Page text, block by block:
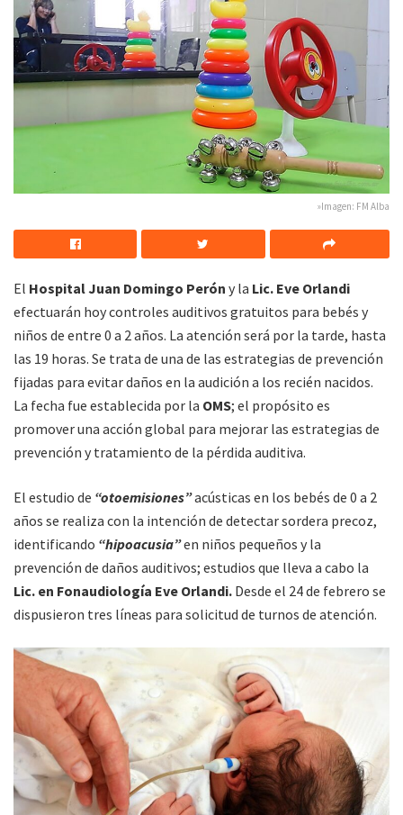
»Imagen: FM Alba
El Hospital Juan Domingo Perón y la Lic. Eve Orlandi
efectuarán hoy controles auditivos gratuitos para bebés y
niños de entre 0 a 2 años. La atención será por la tarde, hasta
las 19 horas. Se trata de una de las estrategias de prevención
fijadas para evitar daños en la audición a los recién nacidos.
La fecha fue establecida por la OMS; el propósito es
promover una acción global para mejorar las estrategias de
prevención y tratamiento de la pérdida auditiva.
El estudio de “otoemisiones”acústicas en los bebés de 0 a 2
años se realiza con la intención de detectar sordera precoz,
identificando “hipoacusia”en niños pequeños y la
prevención de daños auditivos; estudios que lleva a cabo la
Lic. en Fonaudiología Eve Orlandi. Desde el 24 de febrero se
dispusieron tres líneas para solicitud de turnos de atención.